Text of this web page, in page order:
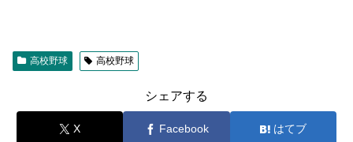
高校野球 高校野球
シェアする
X Facebook はてブ